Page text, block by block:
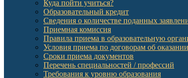
Куда пойти учиться?
Образовательный кредит
Сведения о количестве поданных
Приемная комиссия
Правила приема в образовательную
Условия приема по договорам об
Сроки приема документов
Перечень специальностей / профессий
Требования к уровню образования